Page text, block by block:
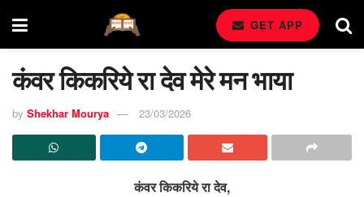
GET APP
कंवर किकरिये रा देव मेरे मन भाया
by Shekhar Mourya 23/03/2026
कंवर किकरिये रा देव,